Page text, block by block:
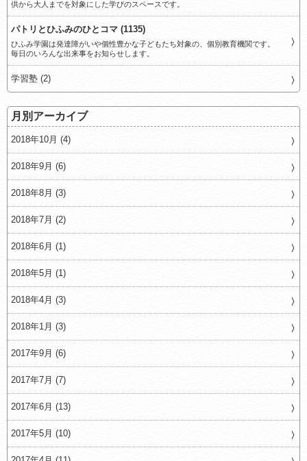
供から大人までを対象にした学びのスペースです。
パトリとひふみのひとコマ (1135)
ひふみ学園は発達障がいや個性豊かな子どもたち対象の、個別教育機関です。
毎日のいろんな出来事をお知らせします。
学習塾 (2)
月別アーカイブ
2018年10月 (4)
2018年9月 (6)
2018年8月 (3)
2018年7月 (2)
2018年6月 (1)
2018年5月 (1)
2018年4月 (3)
2018年1月 (3)
2017年9月 (6)
2017年7月 (7)
2017年6月 (13)
2017年5月 (10)